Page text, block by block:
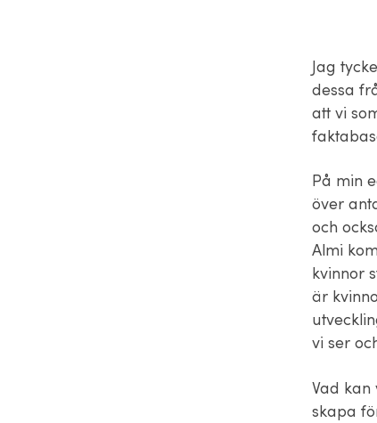
Jag
dessa
att vi
På min
över
och
Almi
kvinnor
är
vi ser
Vad
skapa